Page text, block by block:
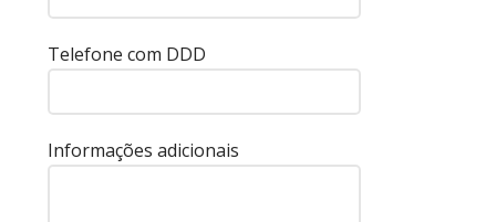
Telefone com DDD
Informações adicionais